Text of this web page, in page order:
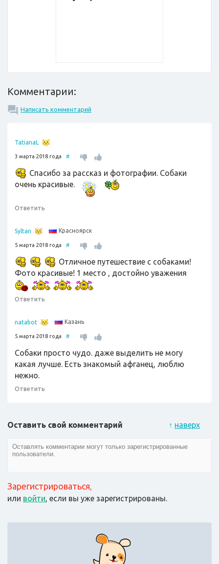
Комментарии:
Написать комментарий
TatianaL
3 марта 2018 года #
Спасибо за рассказ и фотографии. Собаки
очень красивые.
Ответить
Syltan Красноярск
5 марта 2018 года #
Отличное путешествие с собаками!
Фото красивые! 1 место , достойно уважения
Ответить
natabot Казань
5 марта 2018 года #
Собаки просто чудо. даже выделить не могу
какая лучше. Есть знакомый афганец, люблю
нежно.
Ответить
↑ наверх
Оставить свой комментарий
Зарегистрироваться,
или войти, если вы уже зарегистрированы.